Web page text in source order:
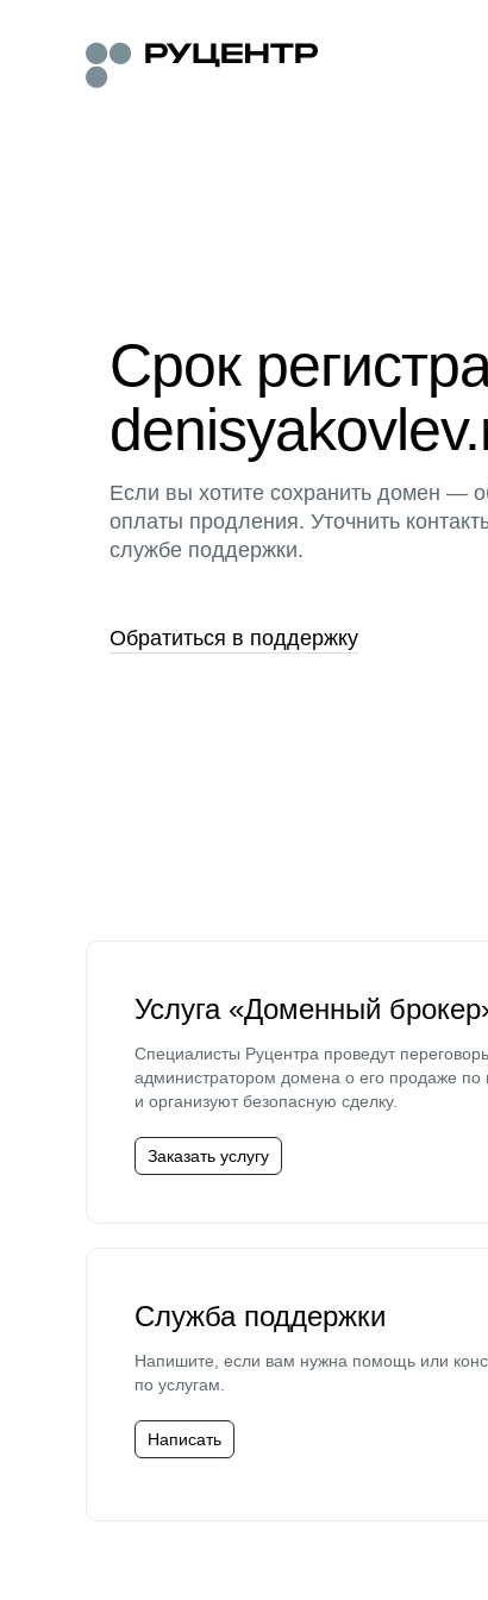
Срок
Если вы хотите сохранить домен —
оплаты продления. Уточнить
службе поддержки.
Обратиться в поддержку
Услуга «Доменный
Специалисты Руцентра проведут
администратором домена о его продаже по
и организуют безопасную сделку.
Заказать услугу
Служба поддержки
Напишите, если вам нужна помощь или
по услугам.
Написать